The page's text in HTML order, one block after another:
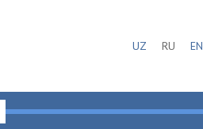
UZ RU EN